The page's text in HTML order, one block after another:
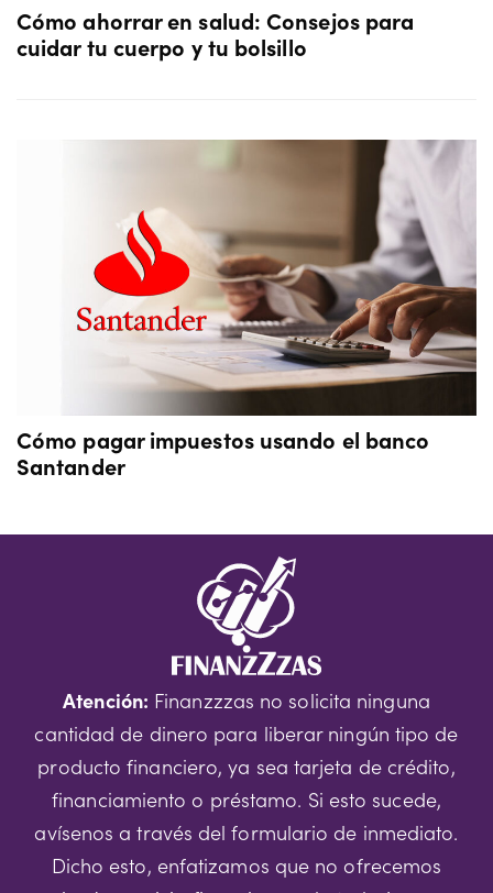
Cómo ahorrar en salud: Consejos para
cuidar tu cuerpo y tu bolsillo
Cómo pagar impuestos usando el banco
Santander
Atención: Finanzzzas no solicita ninguna
cantidad de dinero para liberar ningún tipo de
producto financiero, ya sea tarjeta de crédito,
financiamiento o préstamo. Si esto sucede,
avísenos a través del formulario de inmediato.
Dicho esto, enfatizamos que no ofrecemos